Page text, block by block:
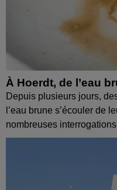
À Hoerdt, de l’eau
Depuis plusieurs jours,
l’eau brune s’écouler de
nombreuses